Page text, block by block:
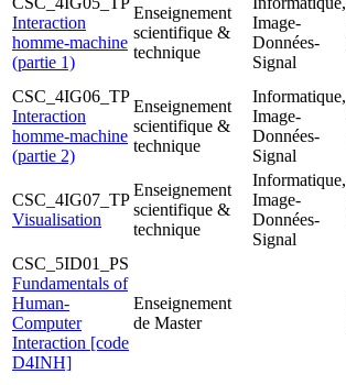
Interaction
homme-machine
(partie 1)
Enseignement
scientifique &
technique
Image-
Données-
Signal
CSC_4IG06_TP
Interaction
homme-machine
(partie 2)
Enseignement
scientifique &
technique
Informatique,
Image-
Données-
Signal
CSC_4IG07_TP
Visualisation
Enseignement
scientifique &
technique
Informatique,
Image-
Données-
Signal
CSC_5ID01_PS
Fundamentals of
Human-
Computer
Interaction [code
D4INH]
Enseignement
de Master